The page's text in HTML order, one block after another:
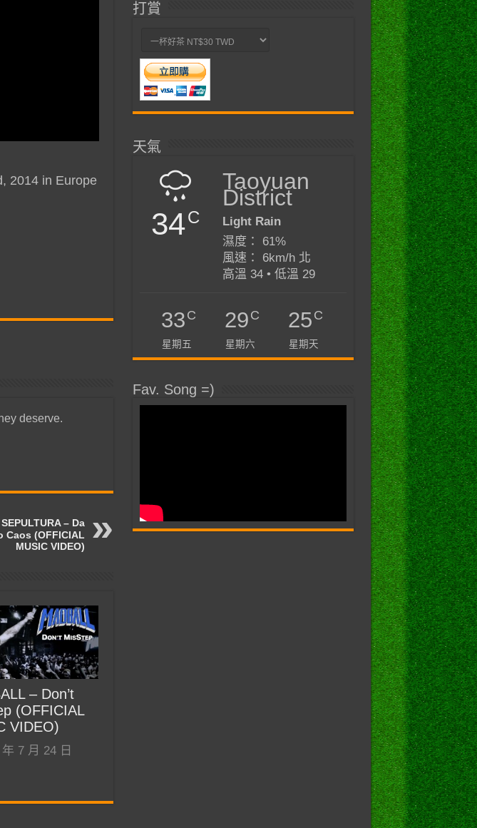
2014 in Europe
deserve.
SEPULTURA – Da
Caos (OFFICIAL
MUSIC VIDEO)
– Don’t
(OFFICIAL
VIDEO)
7 月 24 日
打賞
天氣
34C
Taoyuan
District
Light Rain
濕度： 61%
風速： 6km/h 北
高溫 34 • 低溫 29
33C
星期五
29C
星期六
25C
星期天
Fav. Song =)